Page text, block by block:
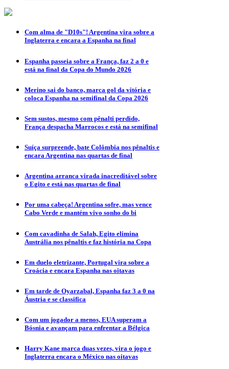
Com alma de "D10s"! Argentina vira sobre a
Inglaterra e encara a Espanha na final
Espanha passeia sobre a França, faz 2 a 0 e
está na final da Copa do Mundo 2026
Merino sai do banco, marca gol da vitória e
coloca Espanha na semifinal da Copa 2026
Sem sustos, mesmo com pênalti perdido,
França despacha Marrocos e está na semifinal
Suíça surpreende, bate Colômbia nos pênaltis e
encara Argentina nas quartas de final
Argentina arranca virada inacreditável sobre
o Egito e está nas quartas de final
Por uma cabeça! Argentina sofre, mas vence
Cabo Verde e mantém vivo sonho do bi
Com cavadinha de Salah, Egito elimina
Austrália nos pênaltis e faz história na Copa
Em duelo eletrizante, Portugal vira sobre a
Croácia e encara Espanha nas oitavas
Em tarde de Oyarzabal, Espanha faz 3 a 0 na
Áustria e se classifica
Com um jogador a menos, EUA superam a
Bósnia e avançam para enfrentar a Bélgica
Harry Kane marca duas vezes, vira o jogo e
Inglaterra encara o México nas oitavas